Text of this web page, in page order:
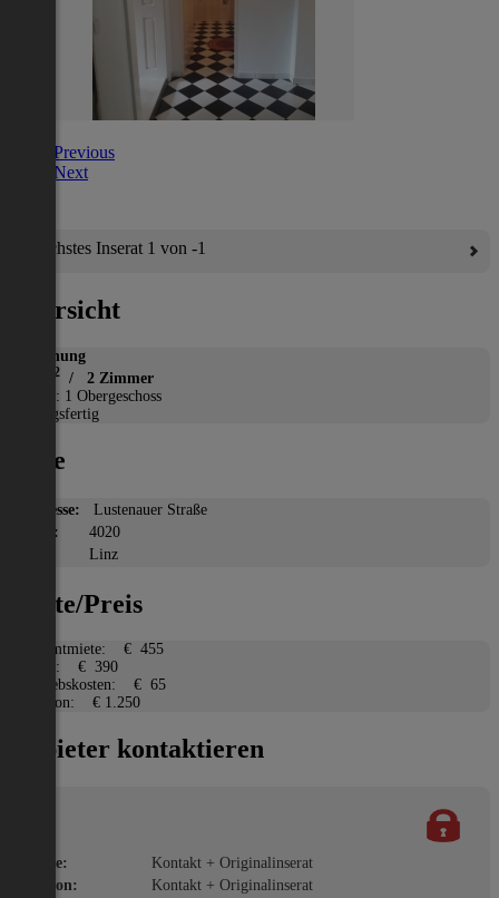
Previous
Next
Nächstes Inserat 1 von -1
Übersicht
Wohnung
2 / 2 Zimmer
Etage: 1 Obergeschoss
Bezugsfertig
Lage
Adresse:
Lustenauer Straße
PLZ:
4020
Linz
Miete/Preis
Gesamtmiete:
€ 455
Miete:
€ 390
Betriebskosten:
€ 65
Kaution:
€ 1.250
Anbieter kontaktieren
Name:
Kontakt + Originalinserat
Telefon:
Kontakt + Originalinserat